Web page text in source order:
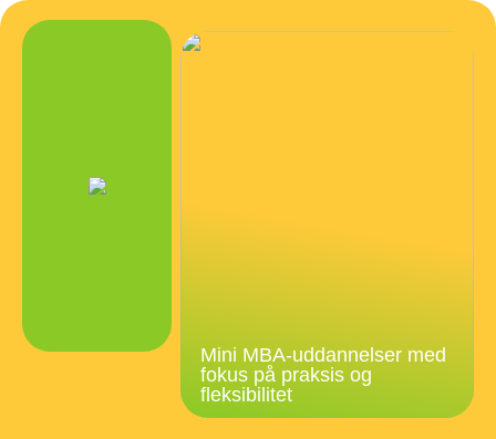
Mini MBA-uddannelser med
fokus på praksis og
fleksibilitet